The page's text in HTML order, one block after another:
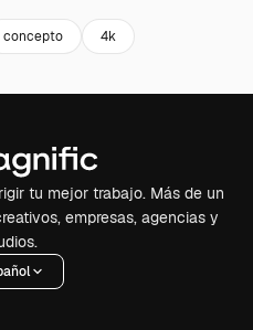
concepto 4k
tu mejor trabajo. Más de un
empresas, agencias y